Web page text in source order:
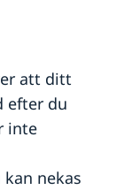
att ditt
efter du
inte
nekas